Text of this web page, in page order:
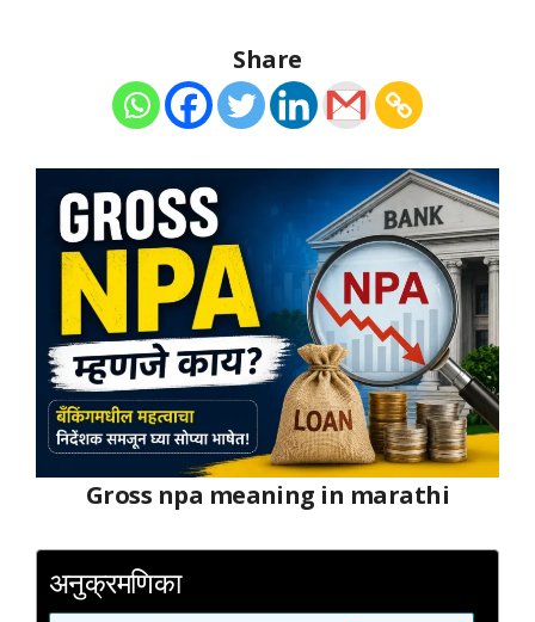
Share
Gross npa meaning in marathi
अनुक्रमणिका